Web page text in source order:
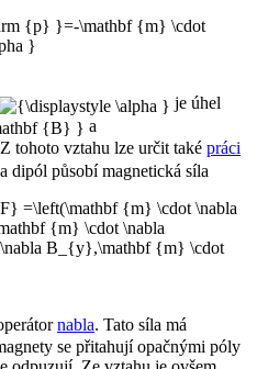
je úhel
a
tohoto vztahu lze určit také práci
dipól působí magnetická síla
nabla. Tato síla má
se přitahují opačnými póly